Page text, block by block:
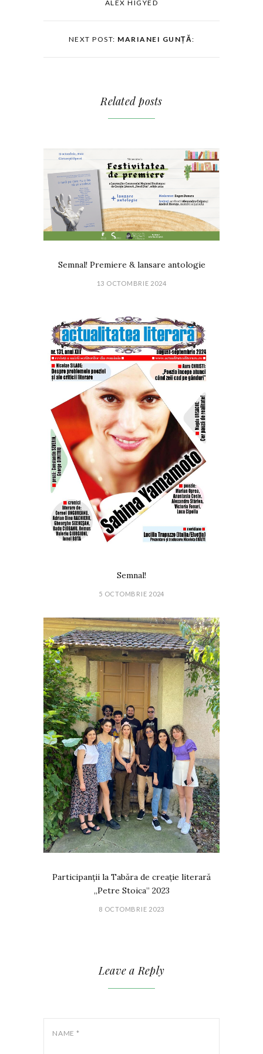
ALEX HIGYED
NEXT POST: MARIANEI GUNȚĂ:
Related posts
Semnal! Premiere & lansare antologie
13 OCTOMBRIE 2024
Semnal!
5 OCTOMBRIE 2024
Participanții la Tabăra de creație literară
„Petre Stoica” 2023
8 OCTOMBRIE 2023
Leave a Reply
NAME *